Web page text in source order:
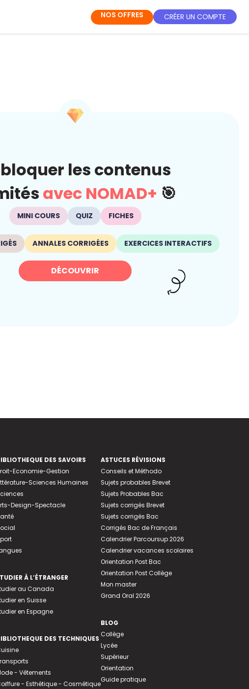
NOS OFFRES CRÉER UN COMPTE
les contenus
avec NOMAD+ 🎯
MINI COURS QUIZ FICHES
ANNALES CORRIGÉES EXERCICES INTERACTIFS
DÉCOUVRIR
DES SAVOIRS
Economie-Gestion
Sciences Humaines
Design-Spectacle
À L’ÉTRANGER
au Canada
en Suisse
en Espagne
DES TECHNIQUES
- Vêtements
- Esthétique - Cosmétique
ASTUCES RÉVISIONS
Conseils et Méthodo
Sujets probables Brevet
Sujets Probables Bac
Sujets corrigés Brevet
Sujets corrigés Bac
Corrigés Bac de Français
Calendrier Parcoursup 2026
Calendrier vacances scolaires
Orientation Post Bac
Orientation Post Collège
Mon master
Grand Oral 2026
BLOG
Collège
Lycée
Supérieur
Orientation
Guide pratique